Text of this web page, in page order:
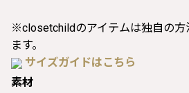
※closetchildのアイテムは独自の方
ます。
サイズガイドはこちら
素材